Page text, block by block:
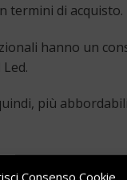
Consenso Cookie
termini di acquisto.
hanno un
più